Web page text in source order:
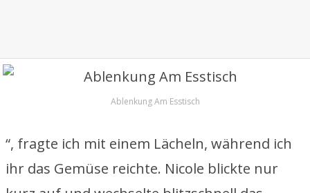
Ablenkung Am Esstisch
“, fragte ich mit einem Lächeln, während ich
ihr das Gemüse reichte. Nicole blickte nur